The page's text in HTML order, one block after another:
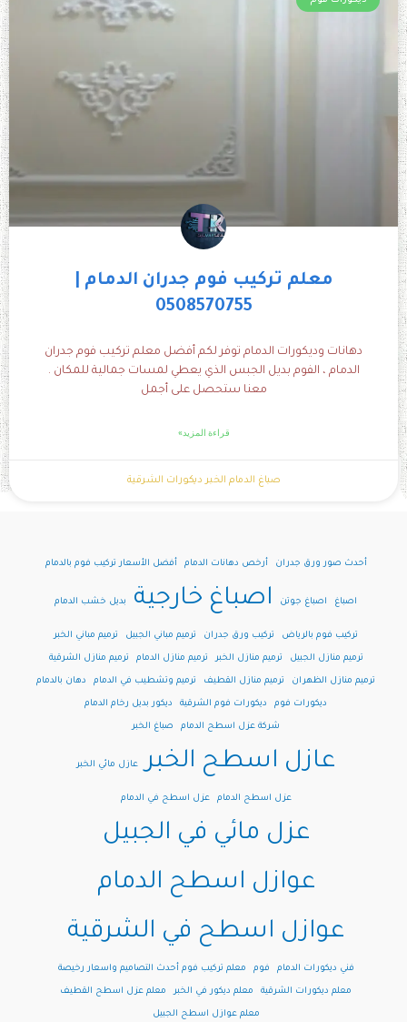
معلم تركيب فوم جدران الدمام |
0508570755
دهانات وديكورات الدمام توفر لكم أفضل معلم تركيب فوم جدران
الدمام ، الفوم بديل الجبس الذي يعطي لمسات جمالية للمكان .
معنا ستحصل على أجمل
قراءة المزيد»
صباغ الدمام الخبر ديكورات الشرقية
أحدث صور ورق جدران أرخص دهانات الدمام أفضل الأسعار تركيب فوم بالدمام
اصباغ اصباغ جوتن اصباغ خارجية بديل خشب الدمام
تركيب فوم بالرياض تركيب ورق جدران ترميم مباني الجبيل ترميم مباني الخبر
ترميم منازل الجبيل ترميم منازل الخبر ترميم منازل الدمام ترميم منازل الشرقية
ترميم منازل الظهران ترميم منازل القطيف ترميم وتشطيب في الدمام دهان بالدمام
ديكورات فوم ديكورات فوم الشرقية ديكور بديل رخام الدمام
شركة عزل اسطح الدمام صباغ الخبر
عازل اسطح الخبر عازل مائي الخبر
عزل اسطح الدمام عزل اسطح في الدمام
عزل مائي في الجبيل
عوازل اسطح الدمام
عوازل اسطح في الشرقية
فني ديكورات الدمام فوم معلم تركيب فوم أحدث التصاميم واسعار رخيصة
معلم ديكورات الشرقية معلم ديكور في الخبر معلم عزل اسطح القطيف
معلم عوازل اسطح الجبيل